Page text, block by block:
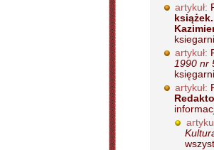
artykuł:
artykuł:
1990 nr
artykuł: